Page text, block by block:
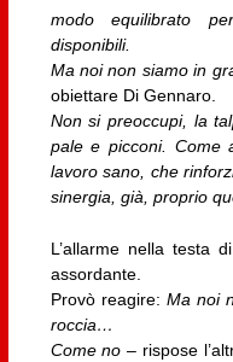
modo equilibrato
disponibili.
Ma noi non siamo in
obiettare Di Gennaro.
Non si preoccupi, la
pale e picconi. Come
lavoro sano, che
sinergia, già, proprio
L’allarme nella testa
assordante.
Provò reagire: Ma noi
roccia…
Come no– rispose